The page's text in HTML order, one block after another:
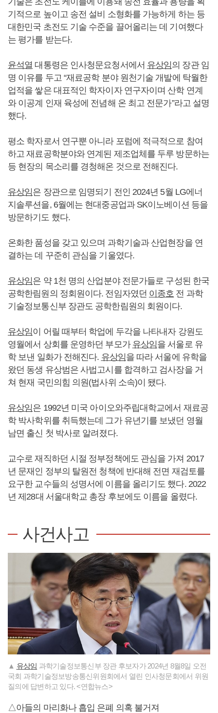
기적으로 높이고 송전 설비 소형화를 가능하게 하는 등
대한민국 초전도 기술 수준을 끌어올리는 데 기여했다
는 평가를 받는다.
윤석열 대통령은 인사청문요청서에서 유상임의 장관 임
명 이유를 두고 “재료공학 분야 원천기술 개발에 탁월한
업적을 쌓은 대표적인 학자이자 연구자이며 산학 연계
와 이공계 인재 육성에 전념해 온 최고 전문가”라고 설명
했다.
평소 학자로서 연구뿐 아니라 포럼에 적극적으로 참여
하고 재료공학분야와 연계된 제조업체를 두루 방문하는
등 현장의 목소리를 경청해온 것으로 전해진다.
유상임은 장관으로 임명되기 전인 2024년 5월 LG에너
지솔루션을, 6월에는 현대중공업과 SK이노베이션 등을
방문하기도 했다.
온화한 품성을 갖고 있으며 과학기술과 산업현장을 연
결하는 데 꾸준히 관심을 기울였다.
유상임은 약 1천 명의 산업분야 전문가들로 구성된 한국
공학한림원의 정회원이다. 전임자였던 이종호 전 과학
기술정보통신부 장관도 공학한림원의 회원이다.
유상임이 어릴 때부터 학업에 두각을 나타내자 강원도
영월에서 상회를 운영하던 부모가 유상임을 서울로 유
학 보낸 일화가 전해진다. 유상임을 따라 서울에 유학을
왔던 동생 유상범은 사법고시를 합격하고 검사장을 거
쳐 현재 국민의힘 의원(법사위 소속)이 됐다.
유상임은 1992년 미국 아이오와주립대학교에서 재료공
학 박사학위를 취득했는데 그가 유년기를 보냈던 영월
남면 출신 첫 박사로 알려졌다.
교수로 재직하던 시절 정부정책에도 관심을 가져 2017
년 문재인 정부의 탈원전 청책에 반대해 전면 재검토를
요구한 교수들의 성명서에 이름을 올리기도 했다. 2022
년 제28대 서울대학교 총장 후보에도 이름을 올렸다.
사건사고
▲ 유상임 과학기술정보통신부 장관 후보자가 2024년 8월8일 오전
국회 과학기술정보방송통신위원회에서 열린 인사청문회에서 위원
질의에 답변하고 있다. <연합뉴스>
△아들의 마리화나 흡입 은폐 의혹 불거져